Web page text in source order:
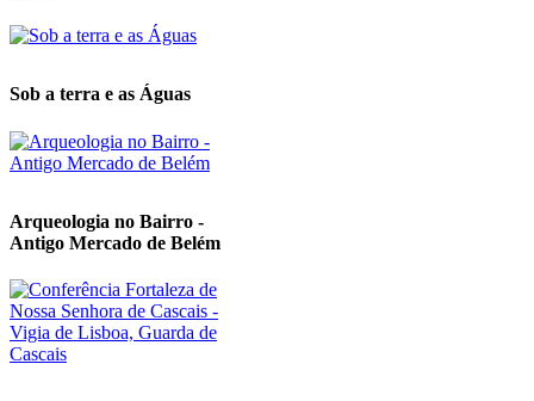
Sob a terra e as Águas
Arqueologia no Bairro -
Antigo Mercado de Belém